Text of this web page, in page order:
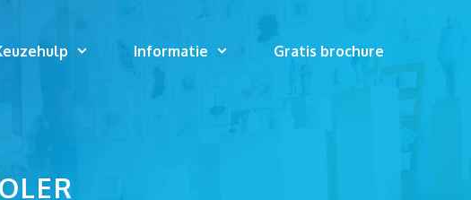
Informatie Gratis brochure